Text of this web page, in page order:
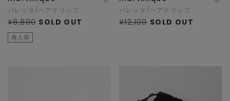
バレッタ/ヘアクリップ
¥8,800 SOLD OUT
再入荷
バレッタ/ヘアクリップ
¥12,100 SOLD OUT